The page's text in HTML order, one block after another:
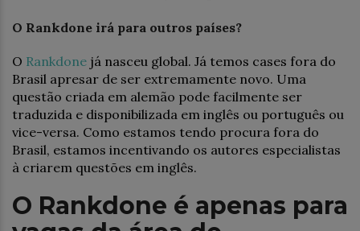
O Rankdone irá para outros países?
O Rankdone já nasceu global. Já temos cases fora do
Brasil apresar de ser extremamente novo. Uma
questão criada em alemão pode facilmente ser
traduzida e disponibilizada em inglês ou português ou
vice-versa. Como estamos tendo procura fora do
Brasil, estamos incentivando os autores especialistas
à criarem questões em inglês.
O Rankdone é apenas para